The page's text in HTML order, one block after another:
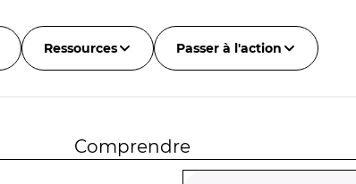
Ressources Passer à l'action
Comprendre